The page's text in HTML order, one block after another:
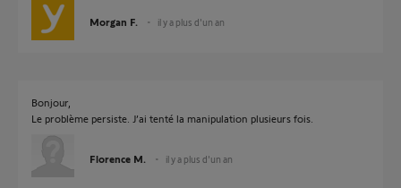
Morgan F. il y a plus d'un an
Bonjour,
Le problème persiste. J’ai tenté la manipulation plusieurs fois.
Florence M. il y a plus d'un an